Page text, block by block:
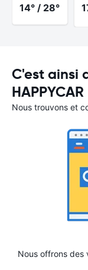
14° / 28°
C'est ainsi
HAPPYCAR
Nous trouvons et
Nous offrons des